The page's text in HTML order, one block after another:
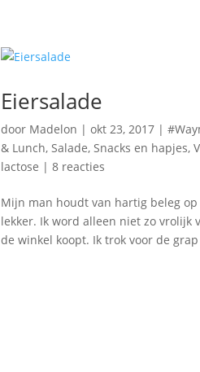
Eiersalade
door Madelon |okt 23, 2017 |
& Lunch,Salade,Snacks en hapjes,
lactose |8 reacties
Mijn man houdt van hartig beleg
lekker. Ik word alleen niet zo vrolijk
de winkel koopt. Ik trok voor de